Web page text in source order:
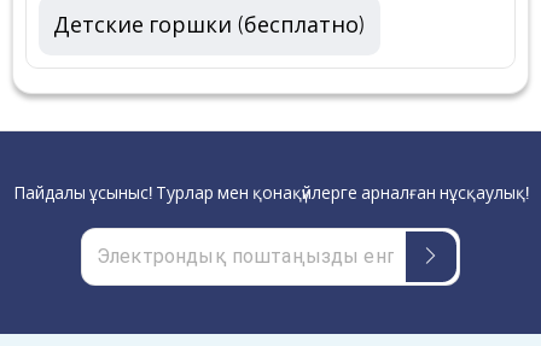
Детские горшки (бесплатно)
Пайдалы ұсыныс! Турлар мен қонақүйлерге арналған нұсқаулық!